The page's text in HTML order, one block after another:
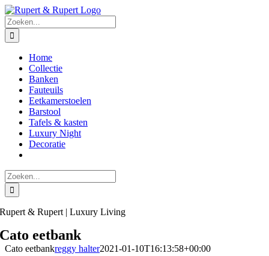
Ga
naar
inhoud
Zoeken
naar:
Home
Collectie
Banken
Fauteuils
Eetkamerstoelen
Barstool
Tafels & kasten
Luxury Night
Decoratie
Zoeken
naar:
Rupert & Rupert | Luxury Living
Cato eetbank
Cato eetbankreggy halter2021-01-10T16:13:58+00:00